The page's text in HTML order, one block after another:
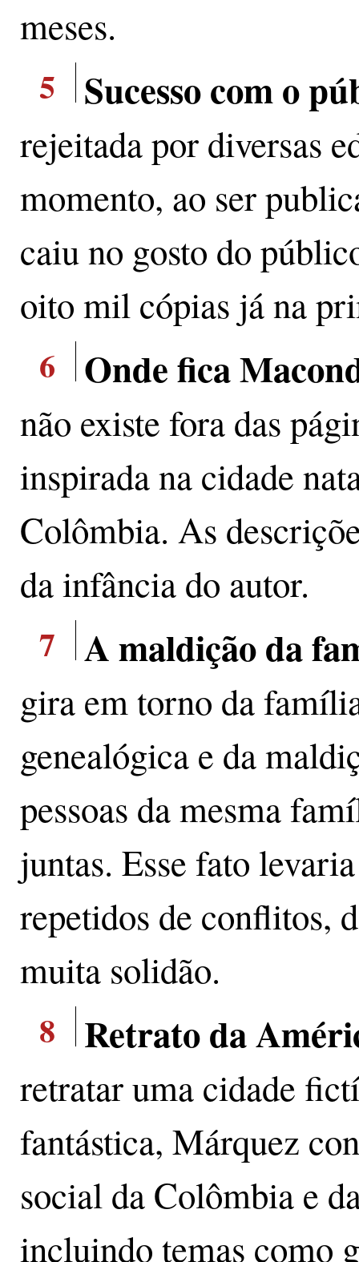
meses.
5 Sucesso com o
rejeitada por diversas
momento, ao ser
caiu no gosto do
oito mil cópias já na
6 Onde fica
não existe fora das
inspirada na cidade
Colômbia. As
da infância do autor.
7 A maldição da
gira em torno da
genealógica e da
pessoas da mesma
juntas. Esse fato
repetidos de conflitos,
muita solidão.
8 Retrato da
retratar uma cidade
fantástica, Márquez
social da Colômbia e
incluindo temas como